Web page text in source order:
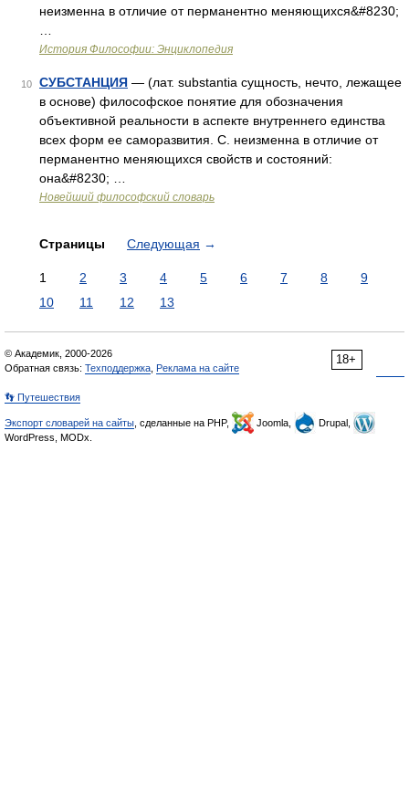
неизменна в отличие от перманентно меняющихся&#8230;
История Философии: Энциклопедия
10 СУБСТАНЦИЯ — (лат. substantia сущность, нечто, лежащее
в основе) философское понятие для обозначения
объективной реальности в аспекте внутреннего единства
всех форм ее саморазвития. С. неизменна в отличие от
перманентно меняющихся свойств и состояний:
она&#8230; …
Новейший философский словарь
Страницы Следующая →
1 2 3 4 5 6 7 8
9
10
11 12 13
18+
© Академик, 2000-2026
Обратная связь: Техподдержка Реклама на сайте
👣 Путешествия
Экспорт словарей на сайты , сделанные на PHP, Joomla,
Drupal,
WordPress, MODx.